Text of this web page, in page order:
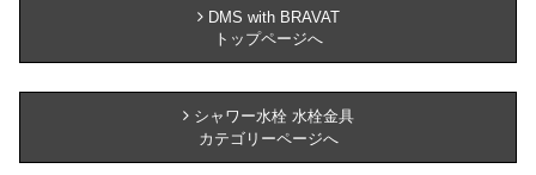
DMS with BRAVAT
トップページへ
シャワー水栓 水栓金具
カテゴリーページへ